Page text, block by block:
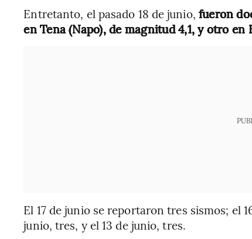
Entretanto, el pasado 18 de junio, fueron
en Tena (Napo), de magnitud 4,1, y otro
El 17 de junio se reportaron tres sismos; el
junio, tres, y el 13 de junio, tres.